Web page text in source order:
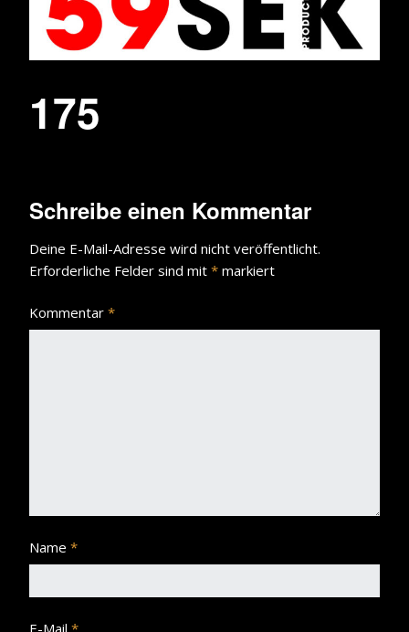
175
Schreibe einen Kommentar
Deine E-Mail-Adresse wird nicht veröffentlicht.
Erforderliche Felder sind mit * markiert
Kommentar *
Name *